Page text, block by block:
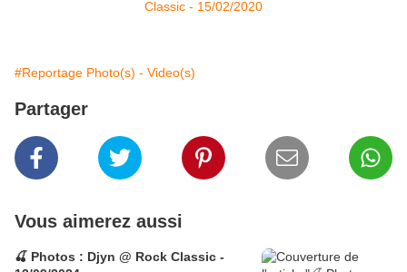
#Reportage Photo(s) - Video(s)
Partager
Vous aimerez aussi
🍒 Photos : Djyn @ Rock Classic -